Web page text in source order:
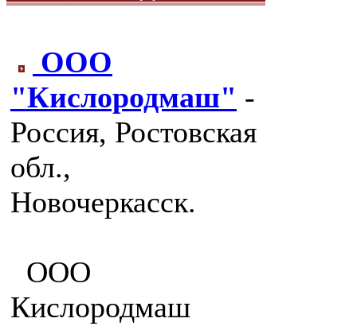
ООО
"Кислородмаш" -
Россия, Ростовская
обл.,
Новочеркасск.
ООО
Кислородмаш